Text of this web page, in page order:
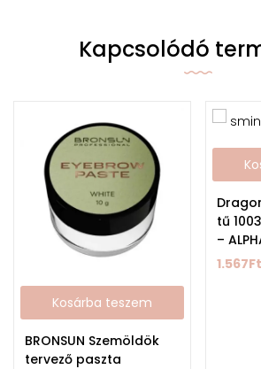
Kapcsolódó
Kosárba teszem
BRONSUN Szemöldök
tervező paszta
tű
–
1.567Ft